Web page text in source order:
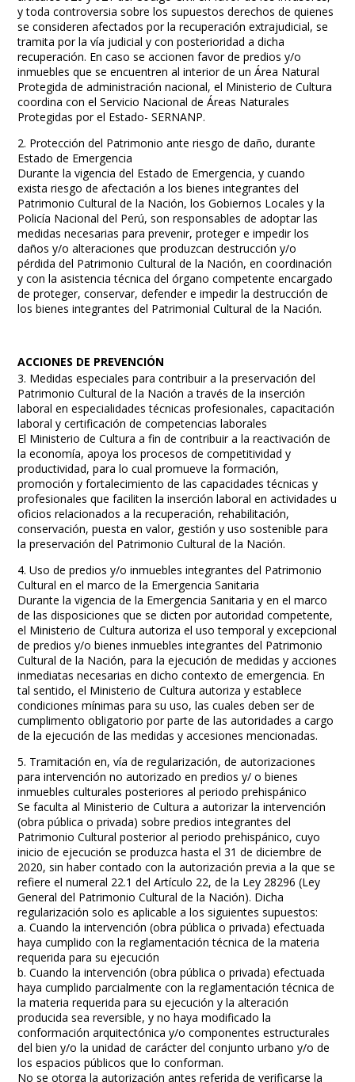
y toda controversia sobre los supuestos derechos de quienes
se consideren afectados por la recuperación extrajudicial, se
tramita por la vía judicial y con posterioridad a dicha
recuperación. En caso se accionen favor de predios y/o
inmuebles que se encuentren al interior de un Área Natural
Protegida de administración nacional, el Ministerio de Cultura
coordina con el Servicio Nacional de Áreas Naturales
Protegidas por el Estado- SERNANP.
2. Protección del Patrimonio ante riesgo de daño, durante
Estado de Emergencia
Durante la vigencia del Estado de Emergencia, y cuando
exista riesgo de afectación a los bienes integrantes del
Patrimonio Cultural de la Nación, los Gobiernos Locales y la
Policía Nacional del Perú, son responsables de adoptar las
medidas necesarias para prevenir, proteger e impedir los
daños y/o alteraciones que produzcan destrucción y/o
pérdida del Patrimonio Cultural de la Nación, en coordinación
y con la asistencia técnica del órgano competente encargado
de proteger, conservar, defender e impedir la destrucción de
los bienes integrantes del Patrimonial Cultural de la Nación.
ACCIONES DE PREVENCIÓN
3. Medidas especiales para contribuir a la preservación del
Patrimonio Cultural de la Nación a través de la inserción
laboral en especialidades técnicas profesionales, capacitación
laboral y certificación de competencias laborales
El Ministerio de Cultura a fin de contribuir a la reactivación de
la economía, apoya los procesos de competitividad y
productividad, para lo cual promueve la formación,
promoción y fortalecimiento de las capacidades técnicas y
profesionales que faciliten la inserción laboral en actividades u
oficios relacionados a la recuperación, rehabilitación,
conservación, puesta en valor, gestión y uso sostenible para
la preservación del Patrimonio Cultural de la Nación.
4. Uso de predios y/o inmuebles integrantes del Patrimonio
Cultural en el marco de la Emergencia Sanitaria
Durante la vigencia de la Emergencia Sanitaria y en el marco
de las disposiciones que se dicten por autoridad competente,
el Ministerio de Cultura autoriza el uso temporal y excepcional
de predios y/o bienes inmuebles integrantes del Patrimonio
Cultural de la Nación, para la ejecución de medidas y acciones
inmediatas necesarias en dicho contexto de emergencia. En
tal sentido, el Ministerio de Cultura autoriza y establece
condiciones mínimas para su uso, las cuales deben ser de
cumplimento obligatorio por parte de las autoridades a cargo
de la ejecución de las medidas y accesiones mencionadas.
5. Tramitación en, vía de regularización, de autorizaciones
para intervención no autorizado en predios y/ o bienes
inmuebles culturales posteriores al periodo prehispánico
Se faculta al Ministerio de Cultura a autorizar la intervención
(obra pública o privada) sobre predios integrantes del
Patrimonio Cultural posterior al periodo prehispánico, cuyo
inicio de ejecución se produzca hasta el 31 de diciembre de
2020, sin haber contado con la autorización previa a la que se
refiere el numeral 22.1 del Artículo 22, de la Ley 28296 (Ley
General del Patrimonio Cultural de la Nación). Dicha
regularización solo es aplicable a los siguientes supuestos:
a. Cuando la intervención (obra pública o privada) efectuada
haya cumplido con la reglamentación técnica de la materia
requerida para su ejecución
b. Cuando la intervención (obra pública o privada) efectuada
haya cumplido parcialmente con la reglamentación técnica de
la materia requerida para su ejecución y la alteración
producida sea reversible, y no haya modificado la
conformación arquitectónica y/o componentes estructurales
del bien y/o la unidad de carácter del conjunto urbano y/o de
los espacios públicos que lo conforman.
No se otorga la autorización antes referida de verificarse la